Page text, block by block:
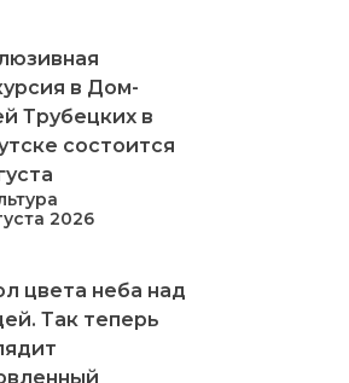
в Дом-
Трубецких в
состоится
2026
цвета неба над
Так теперь